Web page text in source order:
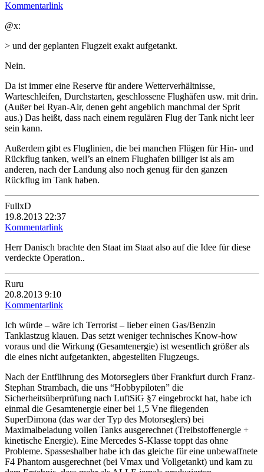
Kommentarlink
@x:
> und der geplanten Flugzeit exakt aufgetankt.
Nein.
Da ist immer eine Reserve für andere Wetterverhältnisse,
Warteschleifen, Durchstarten, geschlossene Flughäfen usw. mit drin.
(Außer bei Ryan-Air, denen geht angeblich manchmal der Sprit
aus.) Das heißt, dass nach einem regulären Flug der Tank nicht leer
sein kann.
Außerdem gibt es Fluglinien, die bei manchen Flügen für Hin- und
Rückflug tanken, weil’s an einem Flughafen billiger ist als am
anderen, nach der Landung also noch genug für den ganzen
Rückflug im Tank haben.
FullxD
19.8.2013 22:37
Kommentarlink
Herr Danisch brachte den Staat im Staat also auf die Idee für diese
verdeckte Operation..
Ruru
20.8.2013 9:10
Kommentarlink
Ich würde – wäre ich Terrorist – lieber einen Gas/Benzin
Tanklastzug klauen. Das setzt weniger technisches Know-how
voraus und die Wirkung (Gesamtenergie) ist wesentlich größer als
die eines nicht aufgetankten, abgestellten Flugzeugs.
Nach der Entführung des Motorseglers über Frankfurt durch Franz-
Stephan Strambach, die uns “Hobbypiloten” die
Sicherheitsüberprüfung nach LuftSiG §7 eingebrockt hat, habe ich
einmal die Gesamtenergie einer bei 1,5 Vne fliegenden
SuperDimona (das war der Typ des Motorseglers) bei
Maximalbeladung vollen Tanks ausgerechnet (Treibstoffenergie +
kinetische Energie). Eine Mercedes S-Klasse toppt das ohne
Probleme. Spasseshalber habe ich das gleiche für eine unbewaffnete
F4 Phantom ausgerechnet (bei Vmax und Vollgetankt) und kam zu